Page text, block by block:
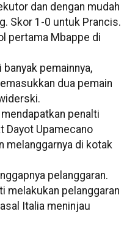
dan dengan mudah
Skor 1-0 untuk Prancis.
pertama Mbappe di
pemainnya,
dua pemain
penalti
Dayot Upamecano
melanggarnya di kotak
pelanggaran.
melakukan pelanggaran
Italia meninjau